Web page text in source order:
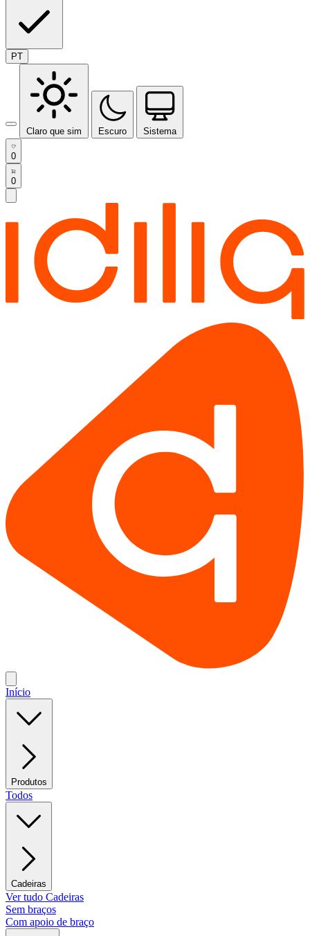
PT
Claro que sim Escuro Sistema
0
0
Início
Produtos
Todos
Cadeiras
Ver tudo Cadeiras
Sem braços
Com apoio de braço